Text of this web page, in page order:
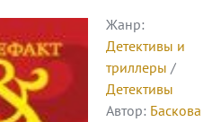
Жанр:
Детективы и
триллеры /
Детективы
Автор: Баскова